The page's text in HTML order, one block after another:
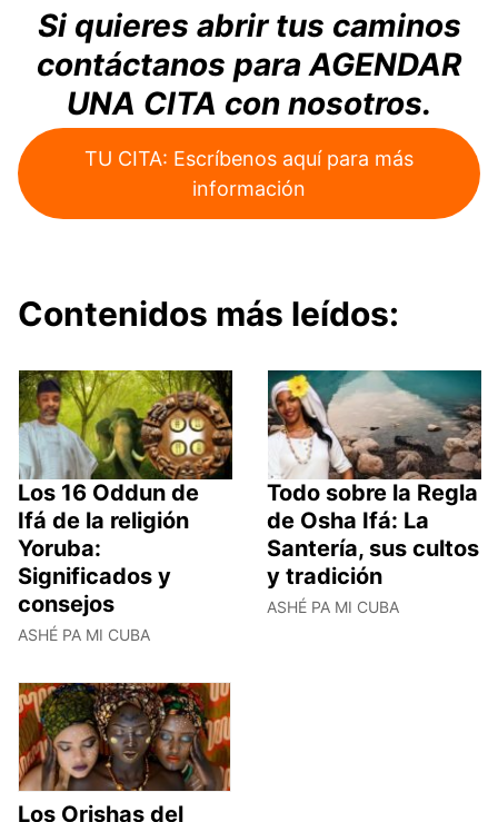
Si quieres abrir tus caminos
contáctanos para AGENDAR
UNA CITA con nosotros.
TU CITA: Escríbenos aquí para más
información
Contenidos más leídos:
Los 16 Oddun de
Ifá de la religión
Yoruba:
Significados y
consejos
ASHÉ PA MI CUBA
Todo sobre la Regla
de Osha Ifá: La
Santería, sus cultos
y tradición
ASHÉ PA MI CUBA
Los Orishas del